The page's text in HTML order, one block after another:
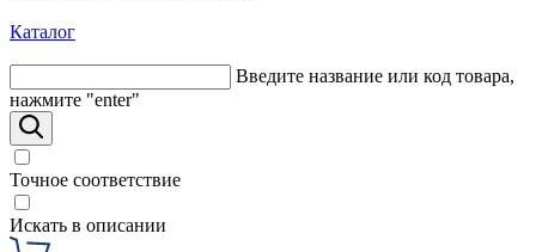
Каталог
Введите название или код товара,
нажмите "enter"
Точное соответствие
Искать в описании